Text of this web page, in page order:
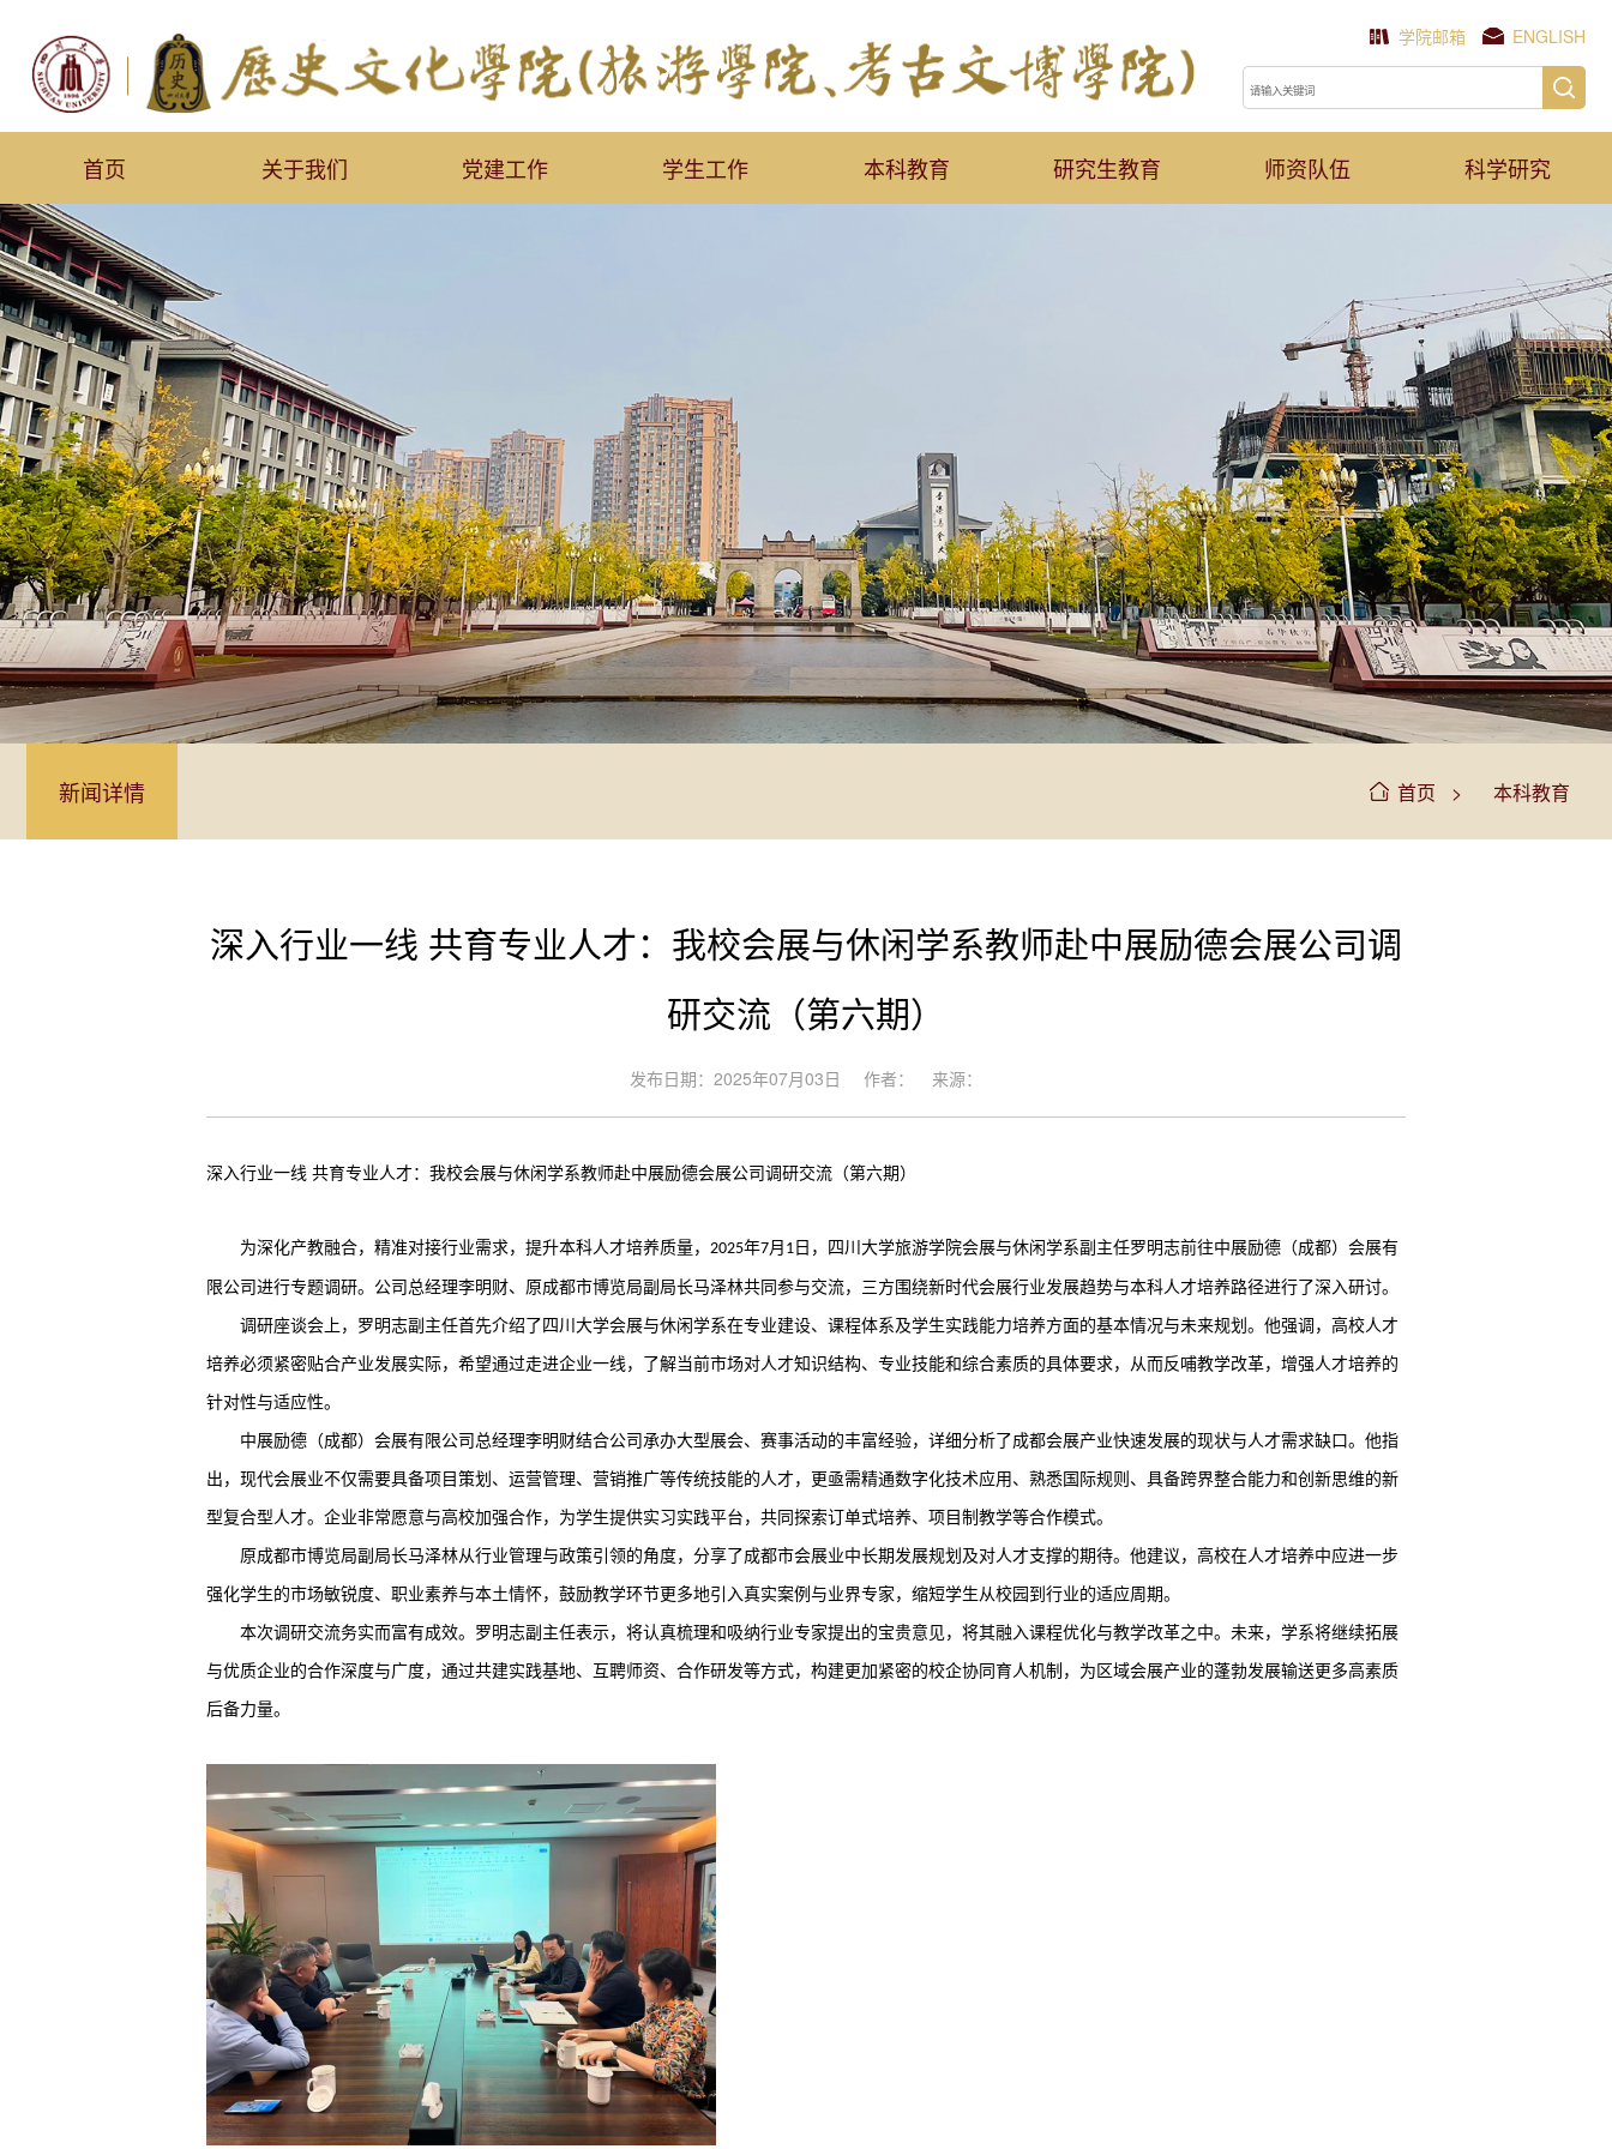
学院邮箱 ENGLISH
首页 关于我们 党建工作 学生工作 本科教育 研究生教育 师资队伍 科学研究
新闻详情 首页 > 本科教育
深入行业一线 共育专业人才：我校会展与休闲学系教师赴中展励德会展公司调
研交流（第六期）
发布日期：2025年07月03日 作者： 来源：
深入行业一线 共育专业人才：我校会展与休闲学系教师赴中展励德会展公司调研交流 （第六期 ）
为深化产教融合，精准对接行业需求，提升本科人才培养质量， 2025年7月 1 日，四川大学旅游学院会展与休闲学系副主任罗明志前往中展励德（成都）会展有
限公司进行专题调研。公司总经理李明财、原成都市博览局副局长马泽林共同参与交流，三方围绕新时代会展行业发展趋势与本科人才培养路径进行了深入研讨。
调研座谈会上，罗明志副主任首先介绍了四川大学会展与休闲学系在专业建设、课程体系及学生实践能力培养方面的基本情况与未来规划。他强调，高校人才
培养必须紧密贴合产业发展实际，希望通过走进企业一线，了解当前市场对人才知识结构、专业技能和综合素质的具体要求，从而反哺教学改革，增强人才培养的
针对性与适应性。
中展励德（成都）会展有限公司总经理李明财结合公司承办大型展会、赛事活动的丰富经验，详细分析了成都会展产业快速发展的现状与人才需求缺口。他指
出，现代会展业不仅需要具备项目策划、运营管理、营销推广等传统技能的人才，更亟需精通数字化技术应用、熟悉国际规则、具备跨界整合能力和创新思维的新
型复合型人才。企业非常愿意与高校加强合作，为学生提供实习实践平台，共同探索订单式培养、项目制教学等合作模式。
原成都市博览局副局长马泽林从行业管理与政策引领的角度，分享了成都市会展业中长期发展规划及对人才支撑的期待。他建议，高校在人才培养中应进一步
强化学生的市场敏锐度、职业素养与本土情怀，鼓励教学环节更多地引入真实案例与业界专家，缩短学生从校园到行业的适应周期。
本次调研交流务实而富有成效。罗明志副主任表示，将认真梳理和吸纳行业专家提出的宝贵意见，将其融入课程优化与教学改革之中。未来，学系将继续拓展
与优质企业的合作深度与广度，通过共建实践基地、互聘师资、合作研发等方式，构建更加紧密的校企协同育人机制，为区域会展产业的蓬勃发展输送更多高素质
后备力量。